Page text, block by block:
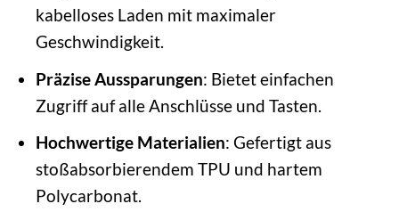
kabelloses Laden mit maximaler
Geschwindigkeit.
Präzise Aussparungen: Bietet einfachen
Zugriff auf alle Anschlüsse und Tasten.
Hochwertige Materialien: Gefertigt aus
stoßabsorbierendem TPU und hartem
Polycarbonat.